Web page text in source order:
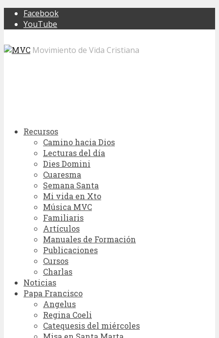
Facebook
YouTube
Movimiento de Vida Cristiana
Recursos
Camino hacia Dios
Lecturas del día
Dies Domini
Cuaresma
Semana Santa
Mi vida en Xto
Música MVC
Familiaris
Artículos
Manuales de Formación
Publicaciones
Cursos
Charlas
Noticias
Papa Francisco
Angelus
Regina Coeli
Catequesis del miércoles